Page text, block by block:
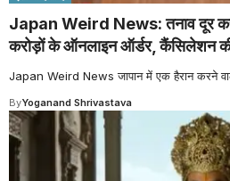
Japan Weird News: तनाव दूर
करोड़ों के ऑनलाइन ऑर्डर, कैंसिलेशन
Japan Weird News जापान में एक हैरान करने
ByYoganand Shrivastava